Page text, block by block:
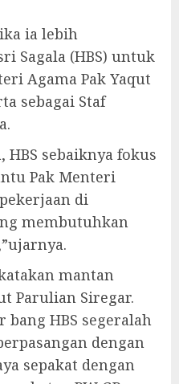
ia lebih
Sagala (HBS) untuk
Agama Pak Yaqut
sebagai Staf
HBS sebaiknya fokus
Pak Menteri
di
membutuhkan
mantan
Parulian Siregar.
HBS segeralah
dengan
sepakat dengan